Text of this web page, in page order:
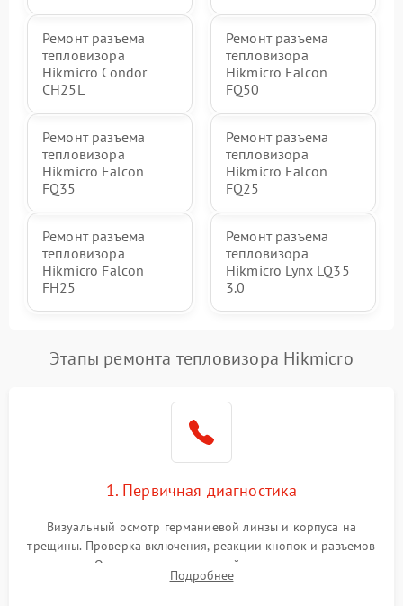
Ремонт разъема
тепловизора
Hikmicro Condor
CH25L
Ремонт разъема
тепловизора
Hikmicro Falcon
FQ50
Ремонт разъема
тепловизора
Hikmicro Falcon
FQ35
Ремонт разъема
тепловизора
Hikmicro Falcon
FQ25
Ремонт разъема
тепловизора
Hikmicro Falcon
FH25
Ремонт разъема
тепловизора
Hikmicro Lynx LQ35
3.0
Этапы ремонта тепловизора Hikmicro
1. Первичная диагностика
Визуальный осмотр германиевой линзы и корпуса на
трещины. Проверка включения, реакции кнопок и разъемов
зарядки. Оценка вывода тепловой сигнатуры на экран,
проверка базовых функций и считывание системных
Подробнее